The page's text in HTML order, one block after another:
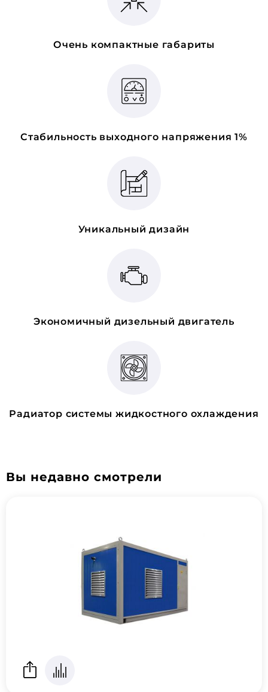
Очень компактные габариты
Стабильность выходного напряжения 1%
Уникальный дизайн
Экономичный дизельный двигатель
Радиатор системы жидкостного охлаждения
Вы недавно смотрели